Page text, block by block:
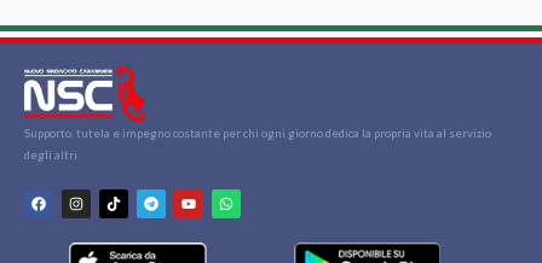
Supporto, tutela e impegno costante per chi ogni giorno dedica la propria vita al servizio
degli altri.